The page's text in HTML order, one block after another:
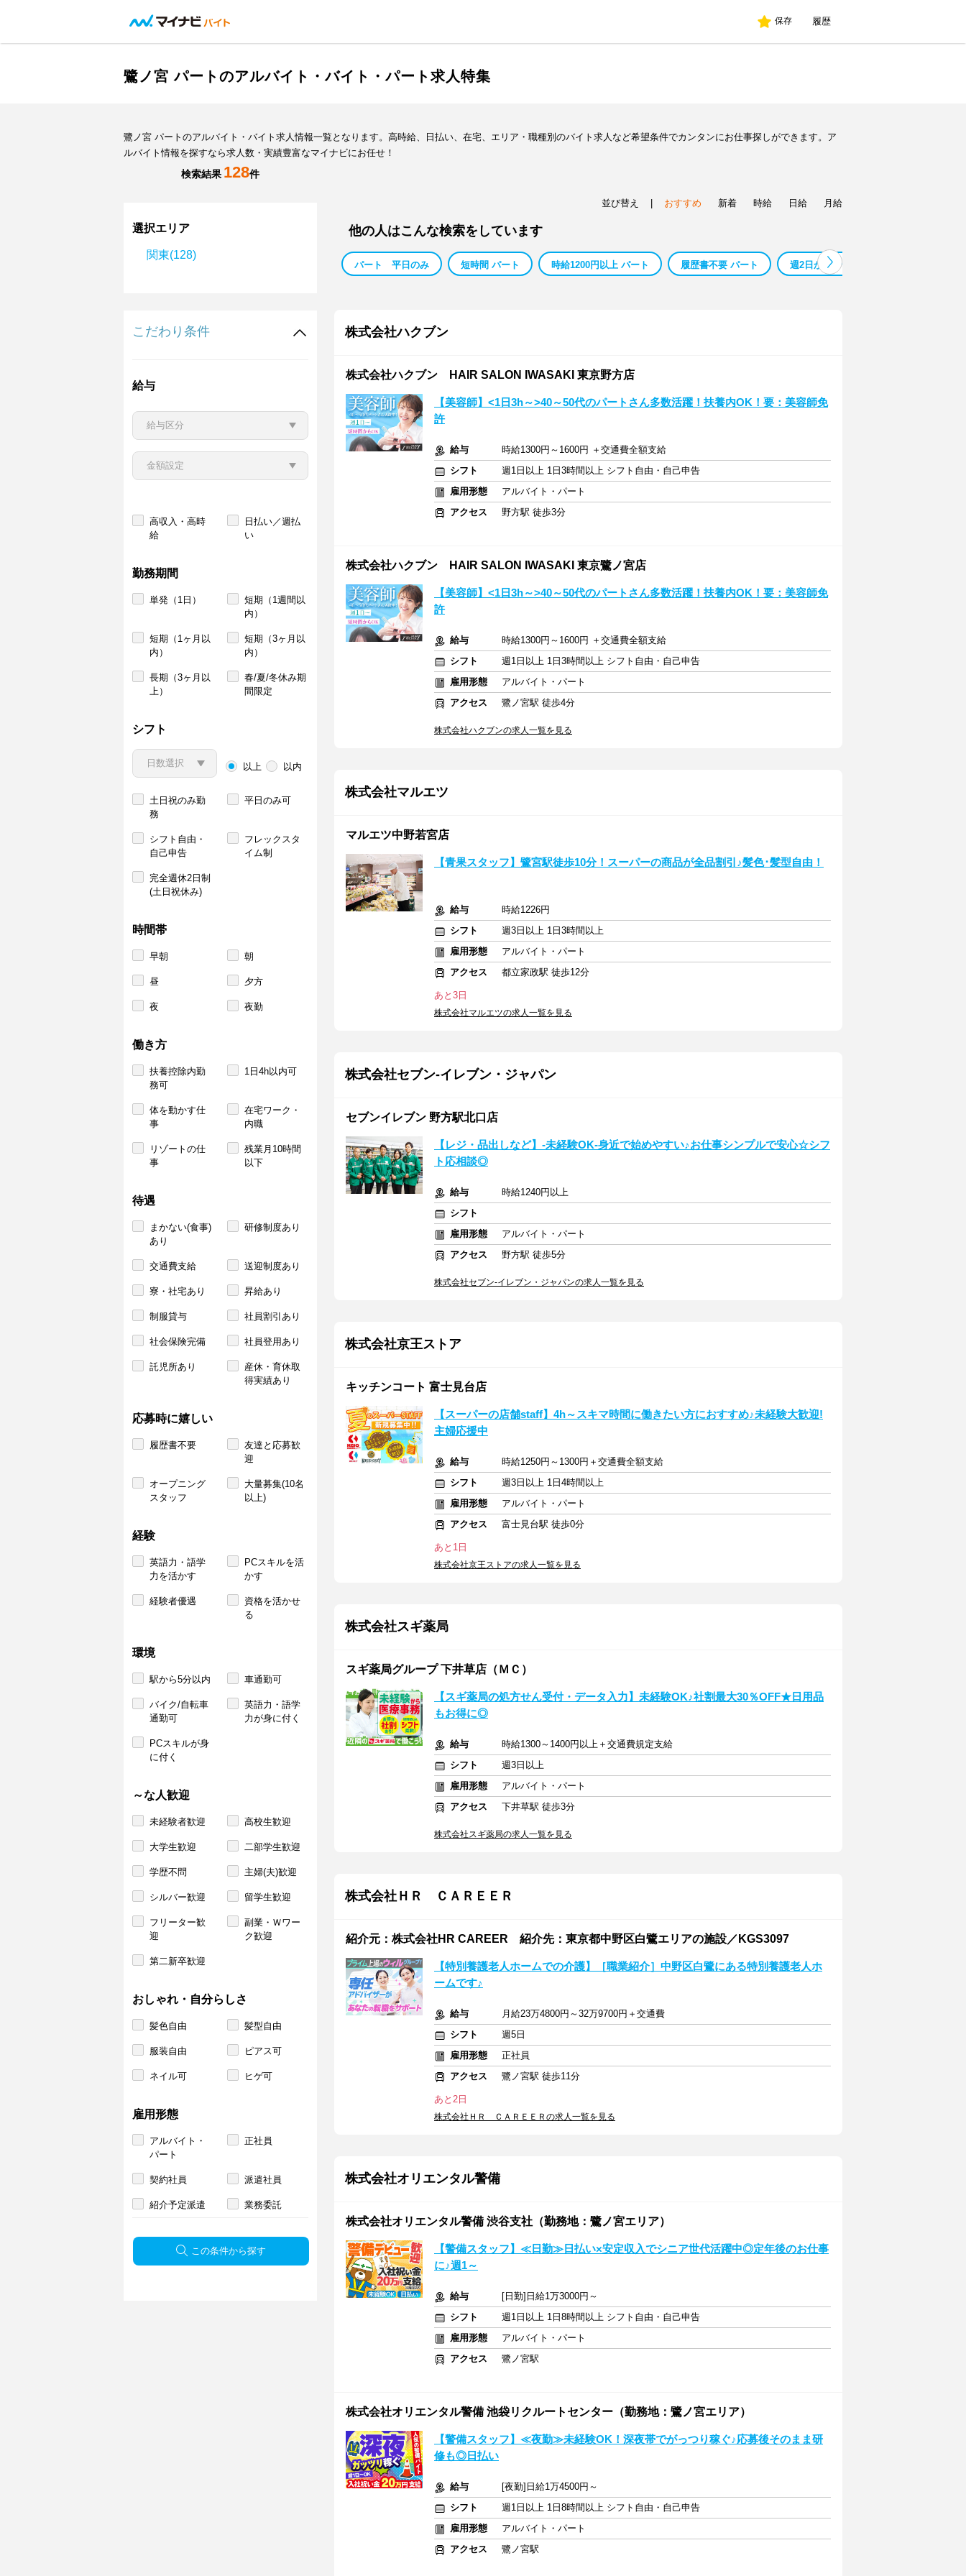
保存 履歴
鷺ノ宮 パートのアルバイト・バイト・パート求人特集
鷺ノ宮 パートのアルバイト・バイト求人情報一覧となります。高時給、日払い、在宅、エリア・職種別のバイト求人など希望条件でカンタンにお仕事探しができます。ア
ルバイト情報を探すなら求人数・実績豊富なマイナビにお任せ！
検索結果 128件
選択エリア
関東(128)
こだわり条件
給与
高収入・高時
給
日払い／週払
い
勤務期間
単発（1日）
短期（1週間以
内）
短期（1ヶ月以
内）
短期（3ヶ月以
内）
長期（3ヶ月以
上）
春/夏/冬休み期
間限定
シフト
以上 以内
土日祝のみ勤
務
平日のみ可
シフト自由・
自己申告
フレックスタ
イム制
完全週休2日制
(土日祝休み)
時間帯
早朝 朝
昼 夕方
夜 夜勤
働き方
扶養控除内勤
務可
1日4h以内可
体を動かす仕
事
在宅ワーク・
内職
リゾートの仕
事
残業月10時間
以下
待遇
まかない(食事)
あり
研修制度あり
交通費支給 送迎制度あり
寮・社宅あり 昇給あり
制服貸与 社員割引あり
社会保険完備 社員登用あり
託児所あり
産休・育休取
得実績あり
応募時に嬉しい
履歴書不要
友達と応募歓
迎
オープニング
スタッフ
大量募集(10名
以上)
経験
英語力・語学
力を活かす
PCスキルを活
かす
経験者優遇
資格を活かせ
る
環境
駅から5分以内 車通勤可
バイク/自転車
通勤可
英語力・語学
力が身に付く
PCスキルが身
に付く
～な人歓迎
未経験者歓迎 高校生歓迎
大学生歓迎 二部学生歓迎
学歴不問 主婦(夫)歓迎
シルバー歓迎 留学生歓迎
フリーター歓
迎
副業・Ｗワー
ク歓迎
第二新卒歓迎
おしゃれ・自分らしさ
髪色自由 髪型自由
服装自由 ピアス可
ネイル可 ヒゲ可
雇用形態
アルバイト・
パート
正社員
契約社員 派遣社員
紹介予定派遣 業務委託
この条件から探す
並び替え おすすめ 新着 時給 日給 月給
他の人はこんな検索をしています
パート 平日のみ 短時間 パート 時給1200円以上 パート 履歴書不要 パート 週2日から パート
株式会社ハクブン
株式会社ハクブン HAIR SALON IWASAKI 東京野方店
【美容師】<1日3h～>40～50代のパートさん多数活躍！扶養内OK！要：美容師免
許
給与
時給1300円～1600円 ＋交通費全額支給
シフト
週1日以上 1日3時間以上 シフト自由・自己申告
雇用形態
アルバイト・パート
アクセス
野方駅 徒歩3分
株式会社ハクブン HAIR SALON IWASAKI 東京鷺ノ宮店
【美容師】<1日3h～>40～50代のパートさん多数活躍！扶養内OK！要：美容師免
許
給与
時給1300円～1600円 ＋交通費全額支給
シフト
週1日以上 1日3時間以上 シフト自由・自己申告
雇用形態
アルバイト・パート
アクセス
鷺ノ宮駅 徒歩4分
株式会社ハクブンの求人一覧を見る
株式会社マルエツ
マルエツ中野若宮店
【青果スタッフ】鷺宮駅徒歩10分！スーパーの商品が全品割引♪髪色･髪型自由！
給与
時給1226円
シフト
週3日以上 1日3時間以上
雇用形態
アルバイト・パート
アクセス
都立家政駅 徒歩12分
あと3日
株式会社マルエツの求人一覧を見る
株式会社セブン-イレブン・ジャパン
セブンイレブン 野方駅北口店
【レジ・品出しなど】-未経験OK-身近で始めやすい♪お仕事シンプルで安心☆シフ
ト応相談◎
給与
時給1240円以上
シフト
雇用形態
アルバイト・パート
アクセス
野方駅 徒歩5分
株式会社セブン-イレブン・ジャパンの求人一覧を見る
株式会社京王ストア
キッチンコート 富士見台店
【スーパーの店舗staff】4h～スキマ時間に働きたい方におすすめ♪未経験大歓迎!
主婦応援中
給与
時給1250円～1300円＋交通費全額支給
シフト
週3日以上 1日4時間以上
雇用形態
アルバイト・パート
アクセス
富士見台駅 徒歩0分
あと1日
株式会社京王ストアの求人一覧を見る
株式会社スギ薬局
スギ薬局グループ 下井草店（ＭＣ）
【スギ薬局の処方せん受付・データ入力】未経験OK♪社割最大30％OFF★日用品
もお得に◎
給与
時給1300～1400円以上＋交通費規定支給
シフト
週3日以上
雇用形態
アルバイト・パート
アクセス
下井草駅 徒歩3分
株式会社スギ薬局の求人一覧を見る
株式会社ＨＲ ＣＡＲＥＥＲ
紹介元：株式会社HR CAREER 紹介先：東京都中野区白鷺エリアの施設／KGS3097
【特別養護老人ホームでの介護】［職業紹介］中野区白鷺にある特別養護老人ホ
ームです♪
給与
月給23万4800円～32万9700円＋交通費
シフト
週5日
雇用形態
正社員
アクセス
鷺ノ宮駅 徒歩11分
あと2日
株式会社ＨＲ ＣＡＲＥＥＲの求人一覧を見る
株式会社オリエンタル警備
株式会社オリエンタル警備 渋谷支社（勤務地：鷺ノ宮エリア）
【警備スタッフ】≪日勤≫日払い×安定収入でシニア世代活躍中◎定年後のお仕事
に♪週1～
給与
[日勤]日給1万3000円～
シフト
週1日以上 1日8時間以上 シフト自由・自己申告
雇用形態
アルバイト・パート
アクセス
鷺ノ宮駅
株式会社オリエンタル警備 池袋リクルートセンター（勤務地：鷺ノ宮エリア）
【警備スタッフ】≪夜勤≫未経験OK！深夜帯でがっつり稼ぐ♪応募後そのまま研
修も◎日払い
給与
[夜勤]日給1万4500円～
シフト
週1日以上 1日8時間以上 シフト自由・自己申告
雇用形態
アルバイト・パート
アクセス
鷺ノ宮駅